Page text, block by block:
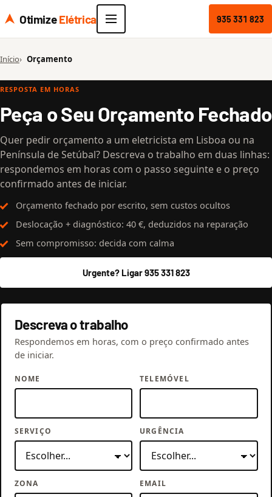
OtimizeElétrica 935 331 823
Início Orçamento
RESPOSTA EM HORAS
Peça o Seu Orçamento Fechado
Quer pedir orçamento a um eletricista em Lisboa ou na
Península de Setúbal? Descreva o trabalho em duas linhas:
respondemos em horas com o passo seguinte e o preço
confirmado antes de iniciar.
Orçamento fechado por escrito, sem custos ocultos
Deslocação + diagnóstico: 40 €, deduzidos na reparação
Sem compromisso: decida com calma
Urgente? Ligar 935 331 823
Descreva o trabalho
Respondemos em horas, com o preço confirmado antes
de iniciar.
NOME TELEMÓVEL
SERVIÇO URGÊNCIA
ZONA EMAIL